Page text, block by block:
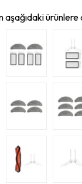
aşağıdaki